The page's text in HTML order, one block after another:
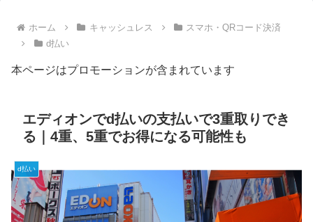
ホーム キャッシュレス
スマホ・QRコード決済
d払い
本ページはプロモーションが含まれています
エディオンでd払いの支払いで3重取りでき
る｜4重、5重でお得になる可能性も
d払い